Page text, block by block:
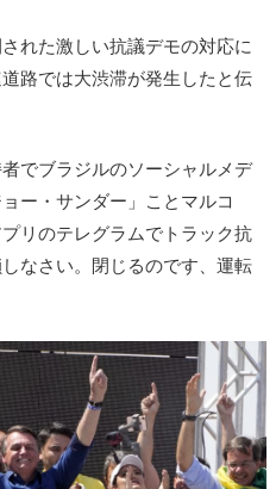
れた激しい抗議デモの対応に
路では大渋滞が発生したと伝
でブラジルのソーシャルメデ
ー・サンダー」ことマルコ
リのテレグラムでトラック抗
なさい。閉じるのです、運転